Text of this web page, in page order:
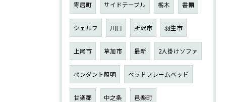
寄居町 サイドテーブル 栃木 書棚
シェルフ 川口 所沢市 羽生市
上尾市 草加市 最新 2人掛けソファ
ペンダント照明 ベッドフレームベッド
甘楽郡 中之条 邑楽町